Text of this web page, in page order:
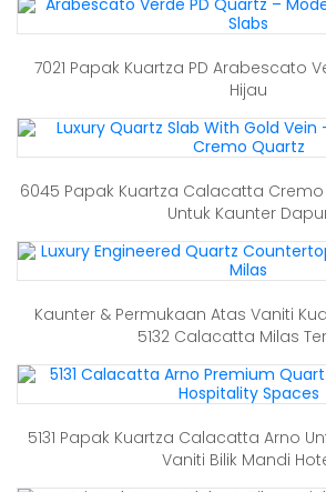
7021 Papak Kuartza PD Arabescato
Hijau
6045 Papak Kuartza Calacatta
Untuk Kaunter
Kaunter & Permukaan Atas Vaniti
5132 Calacatta Milas
5131 Papak Kuartza Calacatta Arno
Vaniti Bilik Mandi